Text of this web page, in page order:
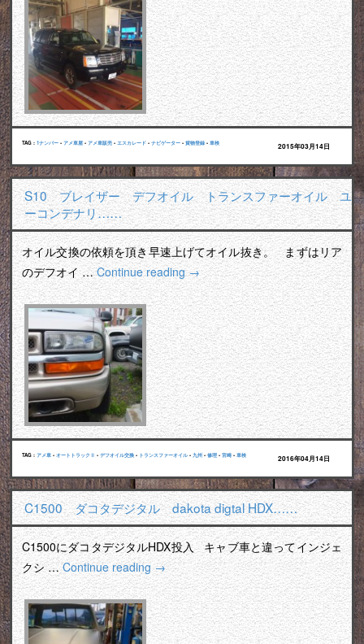
TAG : 1ナンバー • アメ車屋 • アメ車販売 • エスカレード • ナビゲーター • 貨物登録 • 車検 2015年03月14日
S10 ブレイザー デフオイル トランスファーオイル ユ
ーコンデナリ……
オイル交換の依頼を頂き早速上げてオイル抜き。 まずはリア
のデフオイ …Continue reading→
TAG : アメ車 • オートトラックⅡ • デフオイル交換 • トランスファーオイル • 九州 • 修理 • 宮崎 • 車検 2016年04月14日
C1500 ダコタデジタル dakota digtal HDX……
C1500にダコタデジタルHDX投入 キャブ車と違ってインジェ
クシ …Continue reading→